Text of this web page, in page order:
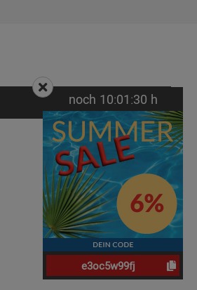
noch 10:01:29 h
e3oc5w99fj